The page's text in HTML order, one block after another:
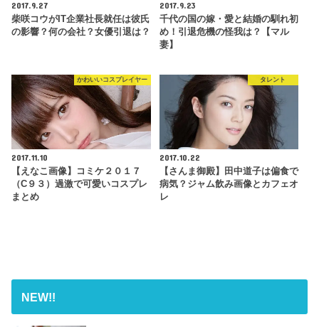
2017.9.27
柴咲コウがIT企業社長就任は彼氏
の影響？何の会社？女優引退は？
2017.9.23
千代の国の嫁・愛と結婚の馴れ初
め！引退危機の怪我は？【マル
妻】
かわいいコスプレイヤー
2017.11.10
【えなこ画像】コミケ２０１７
（C９３）過激で可愛いコスプレ
まとめ
タレント
2017.10.22
【さんま御殿】田中道子は偏食で
病気？ジャム飲み画像とカフェオ
レ
NEW!!